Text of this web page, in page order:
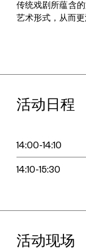
传统戏剧所蕴含
艺术形式，从而更
活动日程
14:00-14:10
14:10-15:30
活动现场